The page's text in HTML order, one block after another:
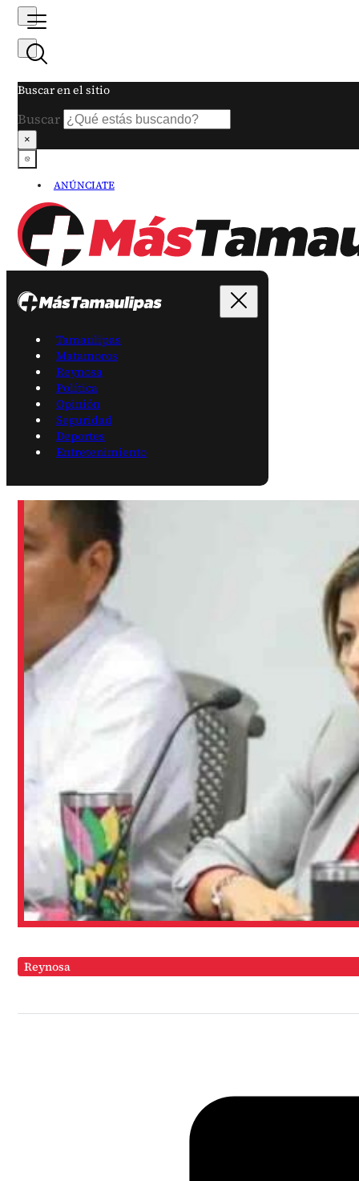
Buscar en el sitio
Buscar
×
ANÚNCIATE
Tamaulipas
Matamoros
Reynosa
Política
Opinión
Seguridad
Deportes
Entretenimiento
Reynosa